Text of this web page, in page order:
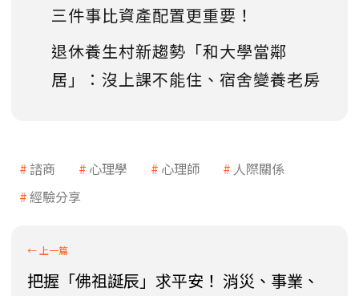
三件事比資產配置更重要！
退休養生村新趨勢「和大學當鄰
居」：沒上課不能住、宿舍變養老房
諮商 心理學 心理師
人際關係
經驗分享
把握「佛祖誕辰」求平安！ 消災、事業、